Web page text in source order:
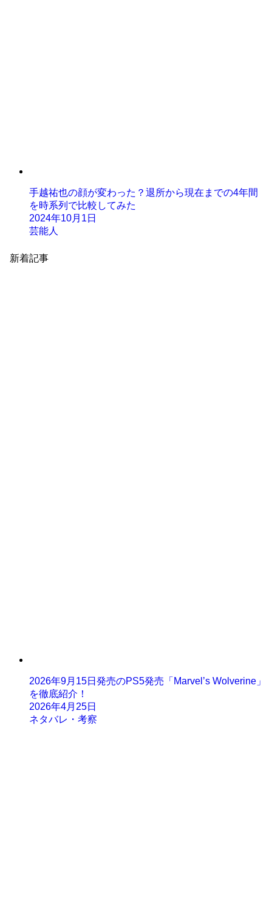
手越祐也の顔が変わった？退所から現在までの4年間
を時系列で比較してみた
2024年10月1日
芸能人
新着記事
2026年9月15日発売のPS5発売「Marvel’s Wolverine」
を徹底紹介！
2026年4月25日
ネタバレ・考察